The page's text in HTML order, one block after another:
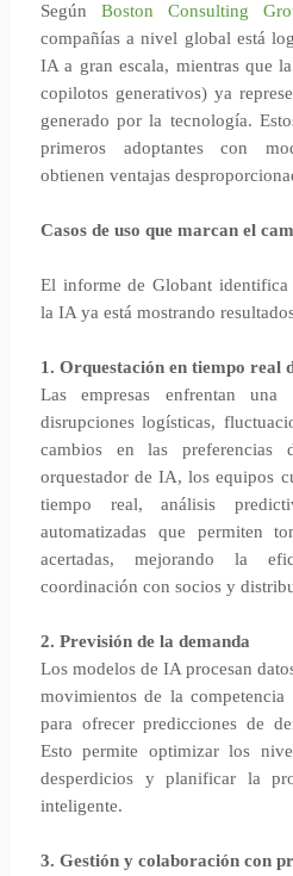
Según Boston Consulting
compañías a nivel global está
IA a gran escala, mientras que
copilotos generativos) ya
generado por la tecnología.
primeros adoptantes con
obtienen ventajas
Casos de uso que marcan el
El informe de Globant identifica
la IA ya está mostrando
1. Orquestación en tiempo real
Las empresas enfrentan
disrupciones logísticas,
cambios en las preferencias
orquestador de IA, los equipos
tiempo real, análisis
automatizadas que permiten
acertadas, mejorando la
coordinación con socios y
2. Previsión de la demanda
Los modelos de IA procesan
movimientos de la
para ofrecer predicciones de
Esto permite optimizar los
desperdicios y planificar la
inteligente.
3. Gestión y colaboración con